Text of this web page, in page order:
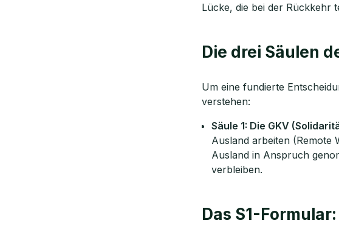
Lücke, die bei der Rückkehr
Die drei Säulen
Um eine fundierte
verstehen:
Säule 1: Die GKV
Ausland arbeiten (Remote
Ausland in Anspruch
verbleiben.
Das S1-
Jetzt
Bulik sichern
Wir beraten dich Montag
Kostenfrei &